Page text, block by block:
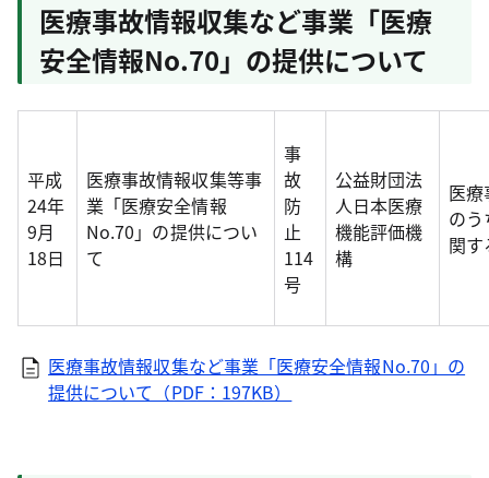
医療事故情報収集など事業「医療
安全情報No.70」の提供について
平成
24年
9月
18日
医療事故情報収集等事
業「医療安全情報
No.70」の提供につい
て
事
故
防
止
114
号
公益財団法
人日本医療
機能評価機
構
医
の
関
医療事故情報収集など事業「医療安全情報No.70」の
提供について（PDF：197KB）